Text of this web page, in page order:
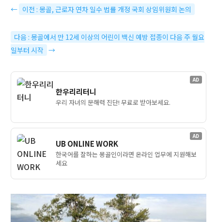
← 이전 : 몽골, 근로자 연차 일수 법률 개정 국회 상임위원회 논의
다음 : 몽골에서 만 12세 이상의 어린이 백신 예방 접종이 다음 주 월요
일부터 시작 →
AD
한우리리터니
우리 자녀의 문해력 진단! 무료로 받아보세요.
AD
UB ONLINE WORK
한국어를 잘하는 몽골인이라면 온라인 업무에 지원해보
세요